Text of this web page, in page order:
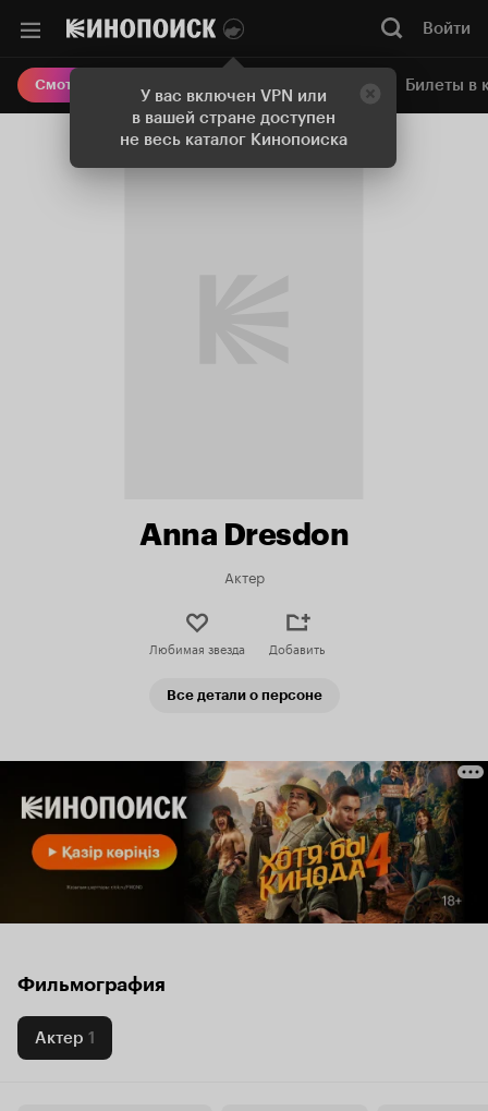
У вас включен VPN или
в вашей стране доступен
не весь каталог Кинопоиска
Войти
Смотреть кино Онлайн-кинотеатр Билеты в
Anna Dresdon
Актер
Любимая звезда Добавить
Все детали о персоне
Фильмография
Актер 1